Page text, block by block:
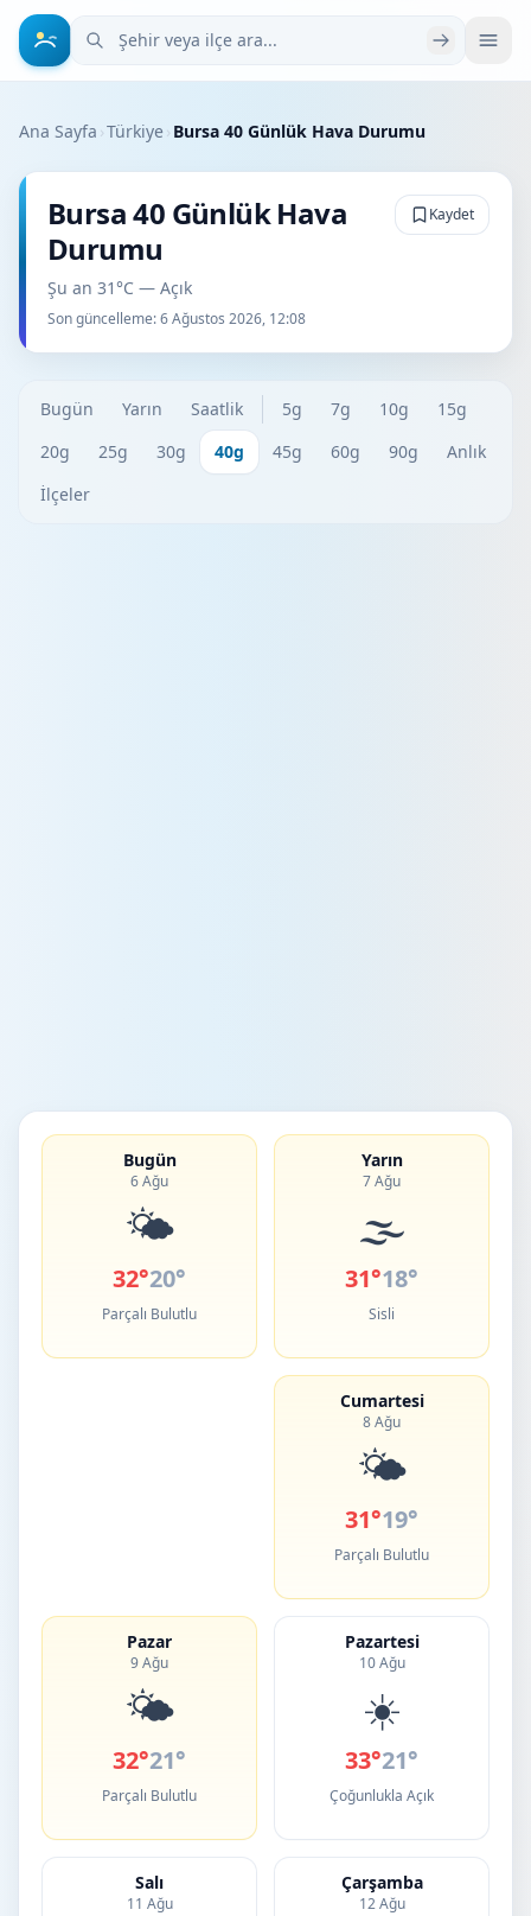
Şehir veya ilçe ara
Ana Sayfa ›Türkiye› Bursa 40 Günlük Hava Durumu
Bursa 40 Günlük Hava
Durumu
Şu an 31°C — Açık
Son güncelleme:6 Ağustos 2026, 12:08
Kaydet
Bugün Yarın Saatlik 5g 7g 10g
15g
20g
25g 30g 40g 45g 60g 90g
Anlık
İlçeler
Bugün
6 Ağu
🌤️
32°20°
Parçalı Bulutlu
Yarın
7 Ağu
🌫️
31°18°
Sisli
Cumartesi
8 Ağu
🌤️
31°19°
Parçalı Bulutlu
Pazar
9 Ağu
🌤️
32°21°
Parçalı Bulutlu
Pazartesi
10 Ağu
☀️
33°21°
Çoğunlukla Açık
Salı
11 Ağu
Çarşamba
12 Ağu